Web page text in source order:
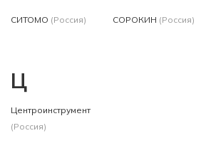
СИТОМО (Россия) СОРОКИН (Россия)
Ц
Центроинструмент
(Россия)